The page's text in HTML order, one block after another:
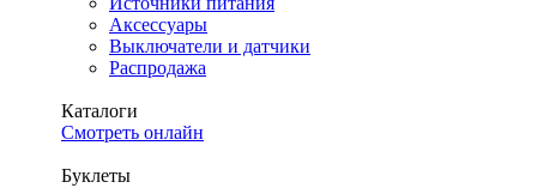
Аксессуары
Выключатели и датчики
Распродажа
Каталоги
Смотреть онлайн
Буклеты